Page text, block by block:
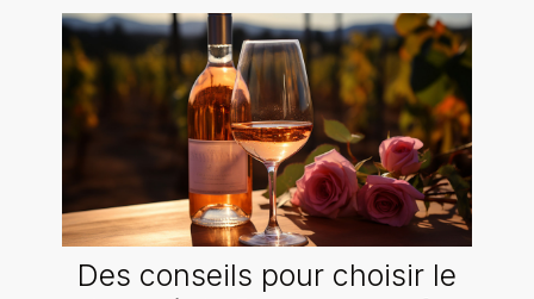
Des conseils pour choisir le